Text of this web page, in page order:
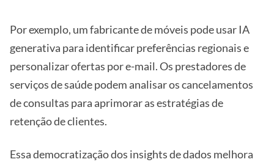
Por exemplo, um fabricante de móveis pode usar IA
generativa para identificar preferências regionais e
personalizar ofertas por e-mail. Os prestadores de
serviços de saúde podem analisar os cancelamentos
de consultas para aprimorar as estratégias de
retenção de clientes.
Essa democratização dos insights de dados melhora